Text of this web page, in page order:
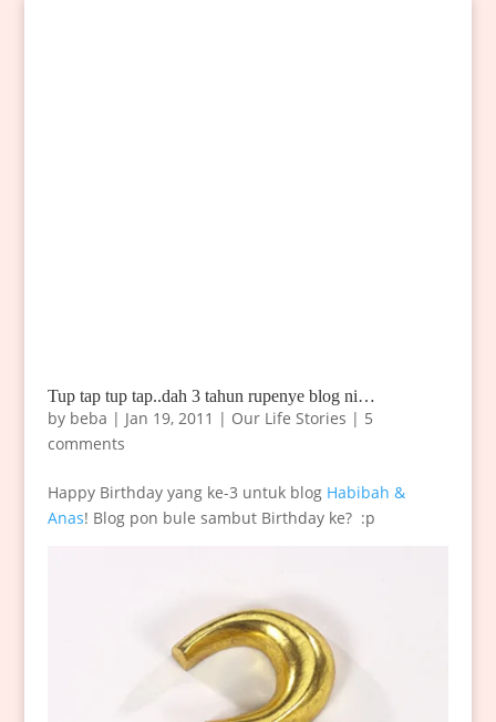
Tup tap tup tap..dah 3 tahun rupenye blog ni…
by beba | Jan 19, 2011 | Our Life Stories | 5
comments
Happy Birthday yang ke-3 untuk blog Habibah &
Anas! Blog pon bule sambut Birthday ke? :p